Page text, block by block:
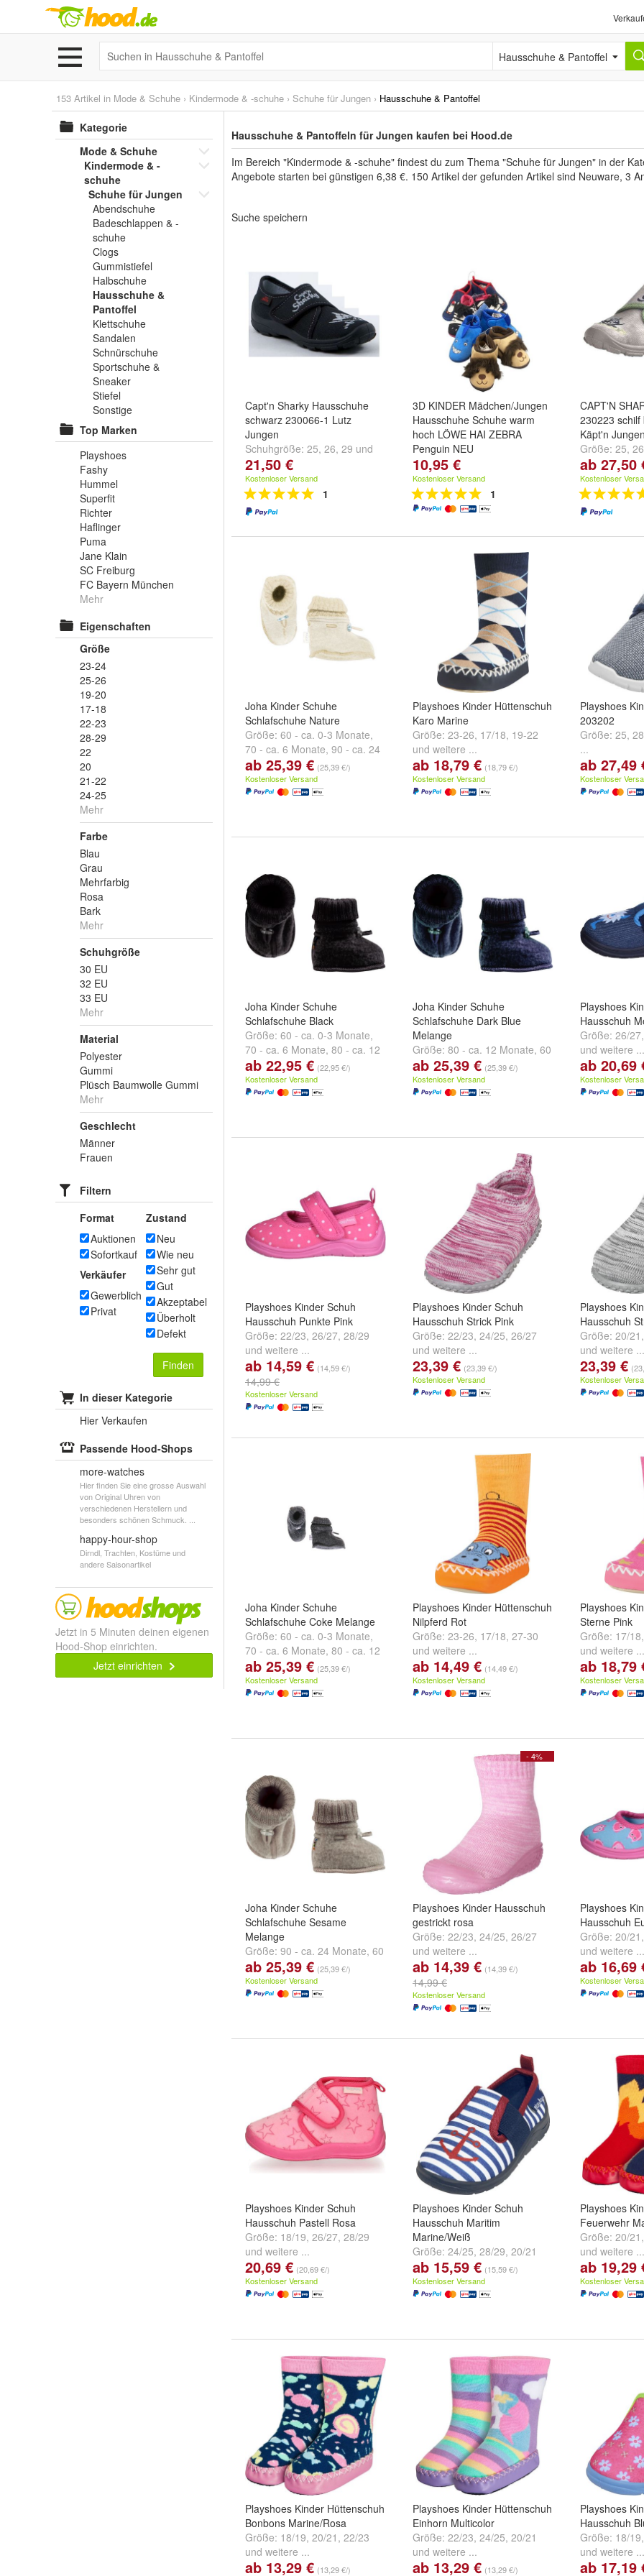
Hausschuhe & Pantoffel
153 Artikel in Mode & Schuhe › Kindermode & -schuhe › Schuhe für Jungen › Hausschuhe & Pantoffel
Kategorie
Mode & Schuhe
Kindermode & -
schuhe
Schuhe für Jungen
Abendschuhe
Badeschlappen & -
schuhe
Clogs
Gummistiefel
Halbschuhe
Hausschuhe &
Pantoffel
Klettschuhe
Sandalen
Schnürschuhe
Sportschuhe &
Sneaker
Stiefel
Sonstige
Top Marken
Playshoes
Fashy
Hummel
Superfit
Richter
Haflinger
Puma
Jane Klain
SC Freiburg
FC Bayern München
Mehr
Eigenschaften
Größe
23-24
25-26
19-20
17-18
22-23
28-29
22
20
21-22
24-25
Mehr
Farbe
Blau
Grau
Mehrfarbig
Rosa
Bark
Mehr
Schuhgröße
30 EU
32 EU
33 EU
Mehr
Material
Polyester
Gummi
Plüsch Baumwolle Gummi
Mehr
Geschlecht
Männer
Frauen
Filtern
Format
Auktionen
Sofortkauf
Verkäufer
Gewerblich
Privat
Zustand
Neu
Wie neu
Sehr gut
Gut
Akzeptabel
Überholt
Defekt
Finden
In dieser Kategorie
Hier Verkaufen
Passende Hood-Shops
more-watches
Hier finden Sie eine grosse Auswahl
von Original Uhren von
verschiedenen Herstellern und
besonders schönen Schmuck. ...
happy-hour-shop
Dirndl, Trachten, Kostüme und
andere Saisonartikel
Jetzt in 5 Minuten deinen eigenen
Hood-Shop einrichten.
Jetzt einrichten
Hausschuhe & Pantoffeln für Jungen kaufen bei Hood.de
Im Bereich "Kindermode & -schuhe" findest du zum Thema "Schuhe für Jungen" in der
Angebote starten bei günstigen 6,38 €. 150 Artikel der gefunden Artikel sind Neuware, 3
Suche speichern
Capt'n Sharky Hausschuhe
schwarz 230066-1 Lutz
Jungen
Schuhgröße: 25, 26, 29 und
weitere ...
21,50 €
Kostenloser Versand
1
3D KINDER Mädchen/Jungen
Hausschuhe Schuhe warm
hoch LÖWE HAI ZEBRA
Penguin NEU
Modell: Pinguin
undweitere ...
10,95 €
Kostenloser Versand
1
CAPT'N
230223 schilf
Käpt'n Jungen
Größe: 25, 26
...
ab 27,50
Kostenloser
Joha Kinder Schuhe
Schlafschuhe Nature
Größe: 60 - ca. 0-3 Monate,
70 - ca. 6 Monate, 90 - ca. 24
Monateund weitere ...
ab 25,39 € (25,39 €/)
Kostenloser Versand
Playshoes Kinder Hüttenschuh
Karo Marine
Größe: 23-26, 17/18, 19-22
und weitere ...
ab 18,79 € (18,79 €/)
Kostenloser Versand
Playshoes
203202
Größe: 25, 28
...
ab 27,49
Kostenloser
Joha Kinder Schuhe
Schlafschuhe Black
Größe: 60 - ca. 0-3 Monate,
70 - ca. 6 Monate, 80 - ca. 12
Monateund weitere ...
ab 22,95 € (22,95 €/)
Kostenloser Versand
Joha Kinder Schuhe
Schlafschuhe Dark Blue
Melange
Größe: 80 - ca. 12 Monate, 60
- ca. 0-3 Monate,70 - ca. 6
Monateundweitere ...
ab 25,39 € (25,39 €/)
Kostenloser Versand
Playshoes
Hausschuh
Größe: 26/27,
und weitere ...
ab 20,69
Kostenloser
Playshoes Kinder Schuh
Hausschuh Punkte Pink
Größe: 22/23, 26/27, 28/29
und weitere ...
ab 14,59 € (14,59 €/)
14,99 €
Kostenloser Versand
Playshoes Kinder Schuh
Hausschuh Strick Pink
Größe: 22/23, 24/25, 26/27
und weitere ...
23,39 € (23,39 €/)
Kostenloser Versand
Playshoes
Hausschuh
Größe: 20/21 ,
und weitere ...
23,39 €
Kostenloser
Joha Kinder Schuhe
Schlafschuhe Coke Melange
Größe: 60 - ca. 0-3 Monate,
70 - ca. 6 Monate, 80 - ca. 12
Monateund weitere ...
ab 25,39 € (25,39 €/)
Kostenloser Versand
Playshoes Kinder Hüttenschuh
Nilpferd Rot
Größe: 23-26, 17/18, 27-30
und weitere ...
ab 14,49 € (14,49 €/)
Kostenloser Versand
Playshoes
Sterne Pink
Größe: 17/18,
und weitere ...
ab 18,79
Kostenloser
Joha Kinder Schuhe
Schlafschuhe Sesame
Melange
Größe: 90 - ca. 24 Monate, 60
- ca. 0-3 Monate,80 - ca. 12
Monateundweitere ...
ab 25,39 € (25,39 €/)
Kostenloser Versand
- 4%
Playshoes Kinder Hausschuh
gestrickt rosa
Größe: 22/23, 24/25, 26/27
und weitere ...
ab 14,39 € (14,39 €/)
14,99 €
Kostenloser Versand
Playshoes
Hausschuh
Größe: 20/21 ,
und weitere ...
ab 16,69
Kostenloser
Playshoes Kinder Schuh
Hausschuh Pastell Rosa
Größe: 18/19, 26/27, 28/29
und weitere ...
20,69 € (20,69 €/)
Kostenloser Versand
Playshoes Kinder Schuh
Hausschuh Maritim
Marine/Weiß
Größe: 24/25, 28/29, 20/21
und weitere ...
ab 15,59 € (15,59 €/)
Kostenloser Versand
Playshoes
Feuerwehr
Größe: 20/21 ,
und weitere ...
ab 19,29
Kostenloser
Playshoes Kinder Hüttenschuh
Bonbons Marine/Rosa
Größe: 18/19, 20/21 , 22/23
und weitere ...
ab 13,29 € (13,29 €/)
Playshoes Kinder Hüttenschuh
Einhorn Multicolor
Größe: 22/23, 24/25, 20/21
und weitere ...
ab 13,29 € (13,29 €/)
Playshoes
Hausschuh
Größe: 18/19,
und weitere ...
ab 17,19